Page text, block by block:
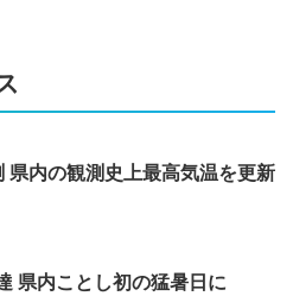
内の観測史上最高気温を更新
県内ことし初の猛暑日に